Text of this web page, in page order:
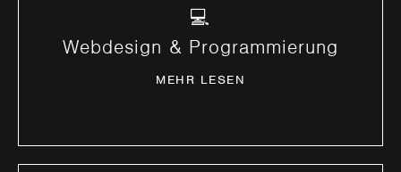
💻
Webdesign & Programmierung
MEHR LESEN
Design & Technologie perfekt kombiniert.
MEHR ERFAHREN